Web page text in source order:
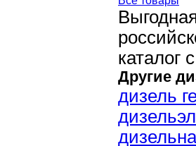
каталог
Другие
дизель